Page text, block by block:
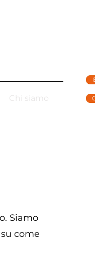
Chi siamo
Siamo
come